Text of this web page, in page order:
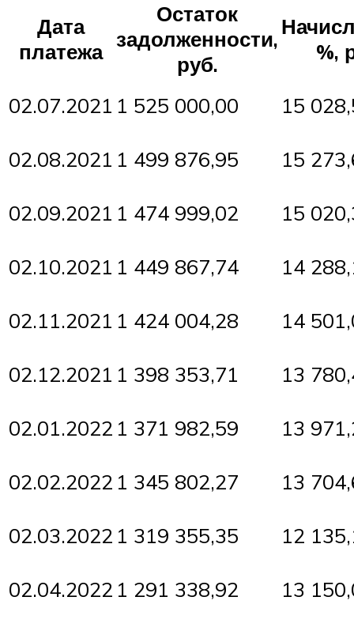
Дата
платежа
Остаток
задолженности,
руб.
%,
02.07.2021 1 525 000,00 15
02.08.2021 1 499 876,95 15
02.09.2021 1 474 999,02 15
02.10.2021 1 449 867,74 14
02.11.2021 1 424 004,28 14
02.12.2021 1 398 353,71 13
02.01.2022 1 371 982,59 13
02.02.2022 1 345 802,27 13
02.03.2022 1 319 355,35 12
02.04.2022 1 291 338,92 13